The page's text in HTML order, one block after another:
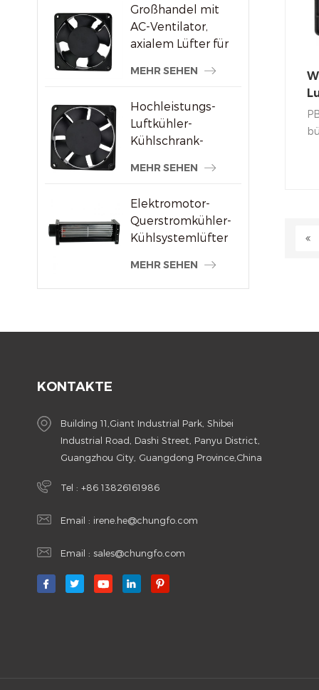
Großhandel mit
AC-Ventilator,
axialem Lüfter für
MEHR SEHEN
Hochleistungs-
Luftkühler-
Kühlschrank-
x 120 x 38 mm
MEHR SEHEN
Elektromotor-
Querstromkühler-
Kühlsystemlüfter
MEHR SEHEN
KONTAKTE
Building 11,Giant Industrial Park, Shibei
Industrial Road, Dashi Street, Panyu District,
Guangzhou City, Guangdong Province,China
Tel : +86 13826161986
Email : irene.he@chungfo.com
Email : sales@chungfo.com